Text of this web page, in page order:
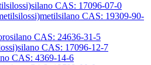
CAS: 17096-07-0
CAS: 19309-90-
CAS: 24636-31-5
CAS: 17096-12-7
CAS: 4369-14-6